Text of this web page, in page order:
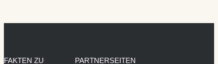
FAKTEN ZU
PARTNERSEITEN